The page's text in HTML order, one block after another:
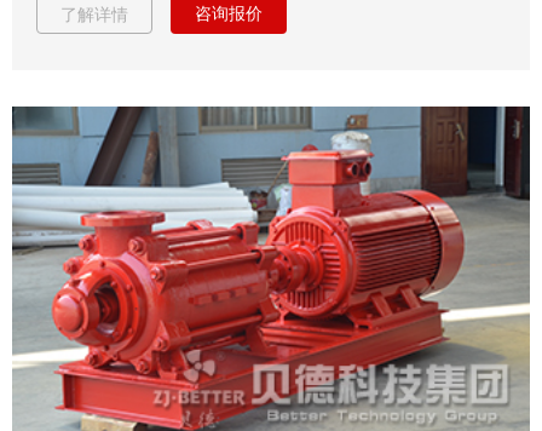
了解详情 咨询报价